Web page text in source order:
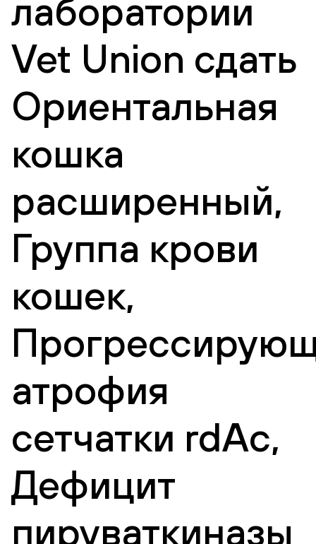
лаборатории
Vet Union сдать
Ориентальная
кошка
расширенный,
Группа крови
кошек,
атрофия
сетчатки rdAc,
Дефицит
пируваткиназы